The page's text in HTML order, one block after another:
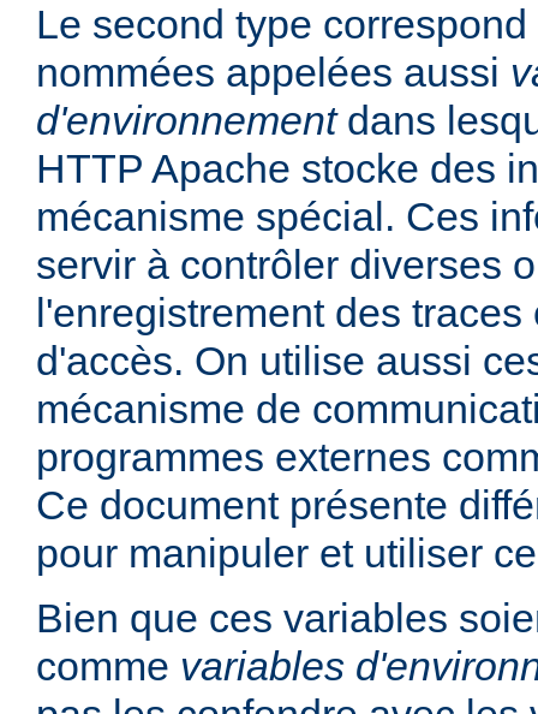
Le second type
nommées appelées aussi
d'environnementdans
HTTP Apache stocke des
mécanisme spécial. Ces
servir à contrôler diverses
l'enregistrement des traces
d'accès. On utilise aussi
mécanisme de
programmes externes
Ce document présente
pour manipuler et utiliser
Bien que ces variables
comme variables